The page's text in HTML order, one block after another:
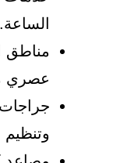
الساعة.
مناطق
عصري
وتنظيم